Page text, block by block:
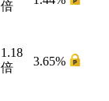
倍
1.18
倍
3.65%